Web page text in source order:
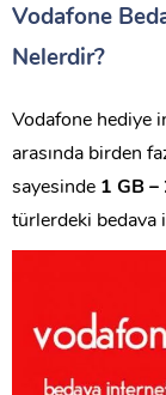
Vodafone
Nelerdir?
Vodafone hediye
arasında birden
sayesinde 1 GB –
türlerdeki bedava